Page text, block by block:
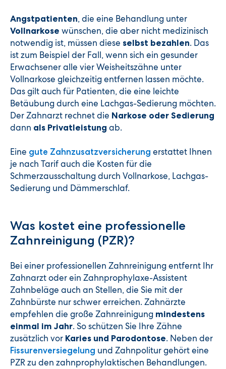
Angstpatienten, die eine Behandlung unter
Vollnarkose wünschen, die aber nicht medizinisch
notwendig ist, müssen diese selbst bezahlen. Das
ist zum Beispiel der Fall, wenn sich ein gesunder
Erwachsener alle vier Weisheitszähne unter
Vollnarkose gleichzeitig entfernen lassen möchte.
Das gilt auch für Patienten, die eine leichte
Betäubung durch eine Lachgas-Sedierung möchten.
Der Zahnarzt rechnet die Narkose oder Sedierung
dann als Privatleistung ab.
Eine gute Zahnzusatzversicherung erstattet Ihnen
je nach Tarif auch die Kosten für die
Schmerzausschaltung durch Vollnarkose, Lachgas-
Sedierung und Dämmerschlaf.
Was kostet eine professionelle
Zahnreinigung (PZR)?
Bei einer professionellen Zahnreinigung entfernt Ihr
Zahnarzt oder ein Zahnprophylaxe-Assistent
Zahnbeläge auch an Stellen, die Sie mit der
Zahnbürste nur schwer erreichen. Zahnärzte
empfehlen die große Zahnreinigung mindestens
einmal im Jahr. So schützen Sie Ihre Zähne
zusätzlich vor Karies und Parodontose. Neben der
Fissurenversiegelung und Zahnpolitur gehört eine
PZR zu den zahnprophylaktischen Behandlungen.